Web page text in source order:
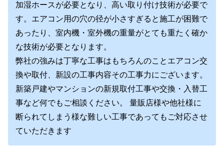
加湿ホースが必要となり、高い取り付け技術が必要で
す。エアコン用の穴の径が小さすぎると施工が困難で
あったり、室内機・室外機の重量がとても重たく確か
な技術が必要となります。
弊社の強みは丁寧な工事はもちろんのことエアコン交
換や取付、新設の工事内容その工事力にございます。
新築戸建やマンションの新規取付工事や交換・入替工
事など何でもご相談ください。 量販店様や他社様に
断られてしまう様な難しい工事であってもご対応させ
ていただきます